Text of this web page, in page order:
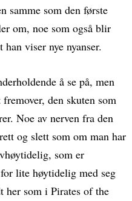
samme som den første
om, noe som også blir
viser nye nyanser.
å se på, men
den skuten som
Noe av nerven fra den
og slett som om man har
som er
lite høytidelig med seg
her som i Pirates of the